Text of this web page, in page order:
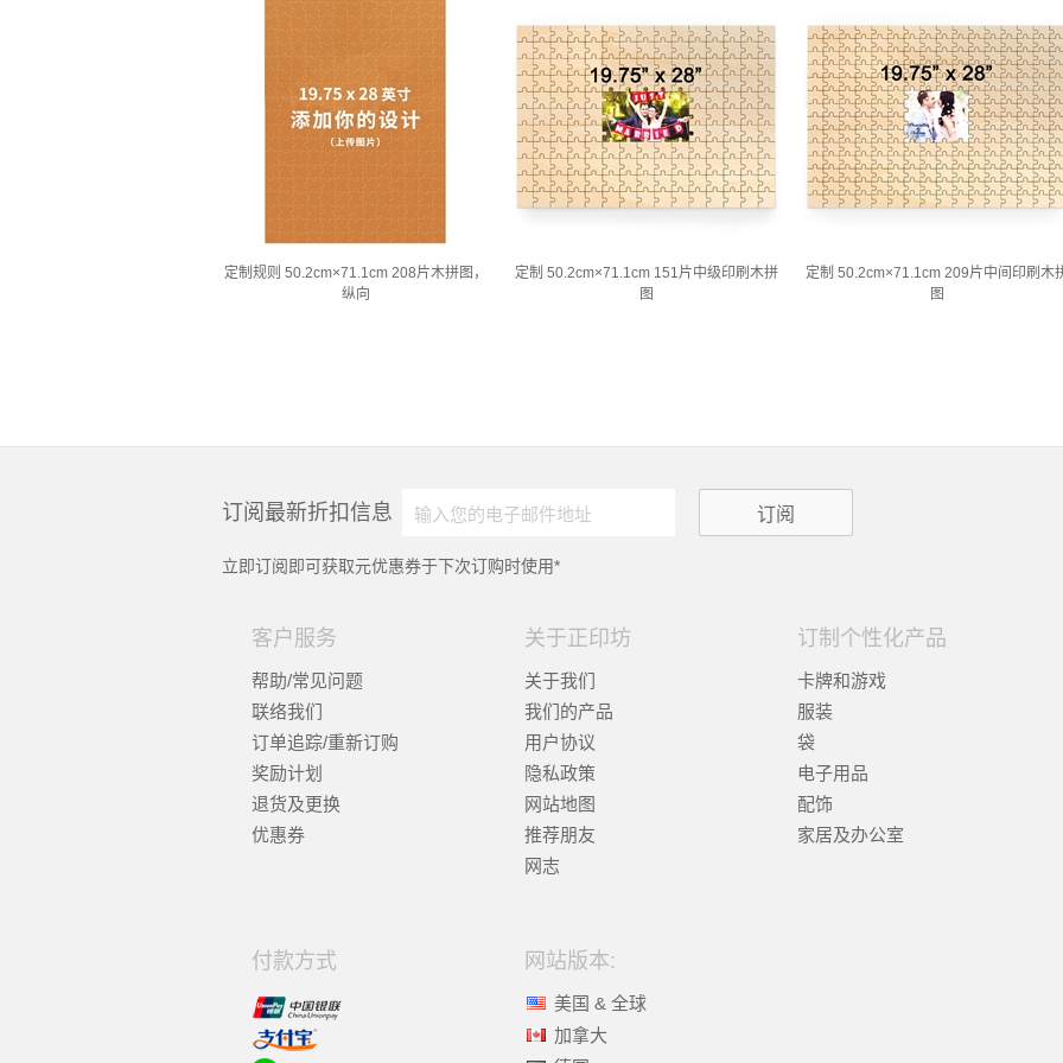
定制规则 50.2cm×71.1cm 208片木拼图，
纵向
定制 50.2cm×71.1cm 151片中级印刷木拼
图
定制 50.2cm×71.1cm 209片中间印刷木
图
订阅最新折扣信息
立即订阅即可获取元优惠券于下次订购时使用*
客户服务
帮助/常见问题
联络我们
订单追踪/重新订购
奖励计划
退货及更换
优惠券
关于正印坊
关于我们
我们的产品
用户协议
隐私政策
网站地图
推荐朋友
网志
订制个性化产品
卡牌和游戏
服装
袋
电子用品
配饰
家居及办公室
付款方式 网站版本:
美国 & 全球
加拿大